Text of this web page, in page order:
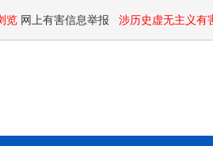
览 网上有害信息举报 涉历史虚无主义有